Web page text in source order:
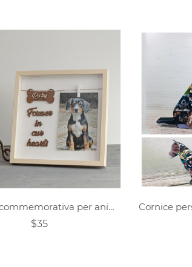
Cornice commemorativa per animali domestici personalizzata
$35